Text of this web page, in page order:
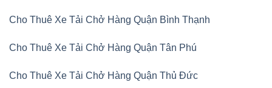
Cho Thuê Xe Tải Chở Hàng Quận Bình Thạnh
Cho Thuê Xe Tải Chở Hàng Quận Tân Phú
Cho Thuê Xe Tải Chở Hàng Quận Thủ Đức